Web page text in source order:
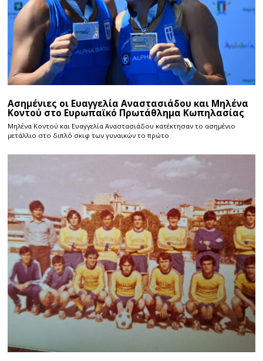
Ασημένιες οι Ευαγγελία Αναστασιάδου και Μηλένα
Κοντού στο Ευρωπαϊκό Πρωτάθλημα Κωπηλασίας
Μηλένα Κοντού και Ευαγγελία Αναστασιάδου κατέκτησαν το ασημένιο
μετάλλιο στο διπλό σκιφ των γυναικών το πρώτο